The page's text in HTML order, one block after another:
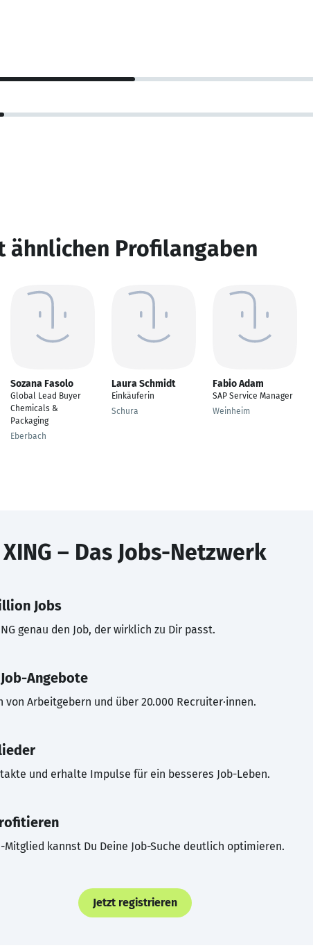
ähnlichen Profilangaben
Sozana Fasolo
Global Lead Buyer
Chemicals &
Packaging
Eberbach
Laura Schmidt
Einkäuferin
Schura
Fabio Adam
SAP Service Manager
Weinheim
XING – Das Jobs-Netzwerk
Jobs
genau den Job, der wirklich zu Dir passt.
Angebote
von Arbeitgebern und über 20.000 Recruiter·innen.
und erhalte Impulse für ein besseres Job-Leben.
Mitglied kannst Du Deine Job-Suche deutlich optimieren.
Jetzt registrieren